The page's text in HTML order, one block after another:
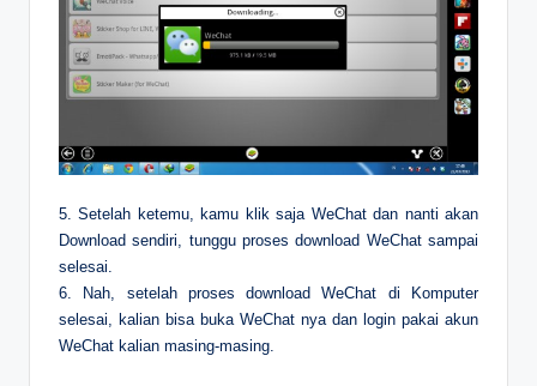
5. Setelah ketemu, kamu klik saja WeChat dan nanti akan
Download sendiri, tunggu proses download WeChat sampai
selesai.
6. Nah, setelah proses download WeChat di Komputer
selesai, kalian bisa buka WeChat nya dan login pakai akun
WeChat kalian masing-masing.